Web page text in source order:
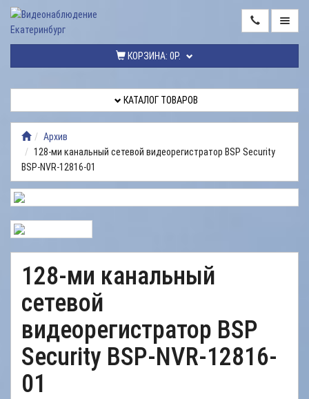
КОРЗИНА: 0Р.
ТОВАРОВ
ВИДЕОНАБЛЮДЕНИЯ
РЕМОНТ
ВИДЕОНАБЛЮДЕНИЯ
УСЛУГИ
ДОСТАВКА
РАБОТЫ
КОНТАКТЫ
КАТАЛОГ ТОВАРОВ
Архив
128-ми канальный сетевой видеорегистратор BSP Security
BSP-NVR-12816-01
128-ми канальный
сетевой
видеорегистратор BSP
Security BSP-NVR-12816-
01